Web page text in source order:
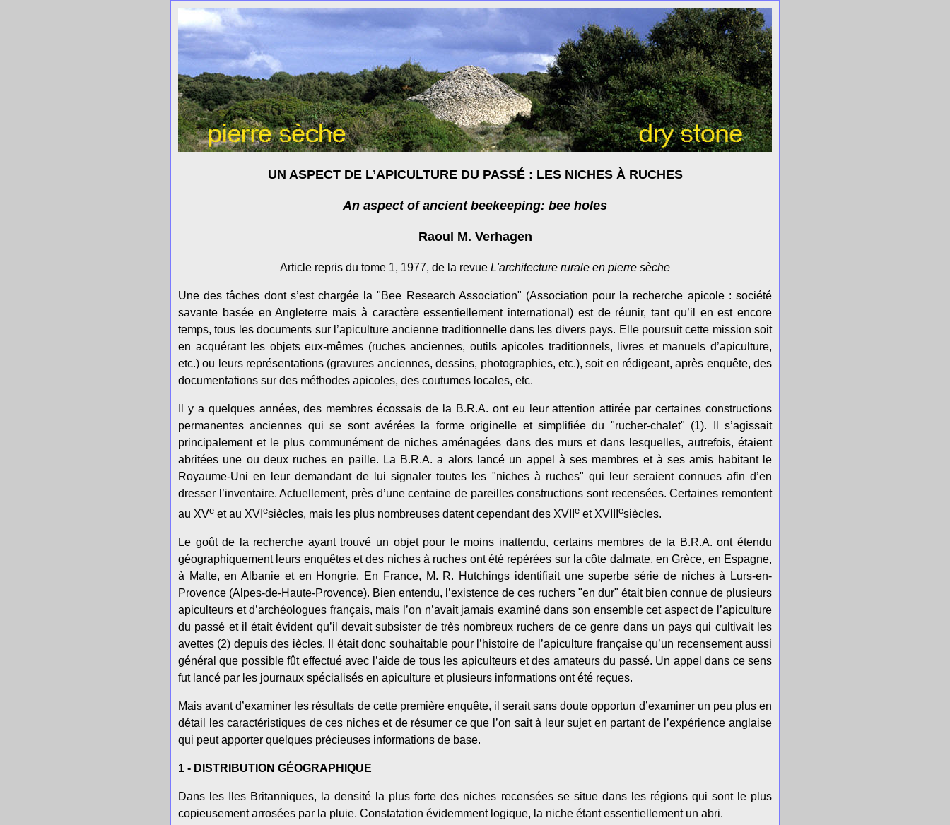
UN ASPECT DE L’APICULTURE DU PASSÉ : LES NICHES À RUCHES
An aspect of ancient beekeeping: bee holes
Raoul M. Verhagen
Article repris du tome 1, 1977, de la revue L'architecture rurale en pierre sèche
Une des tâches dont s’est chargée la "Bee Research Association" (Association pour la recherche apicole : société
savante basée en Angleterre mais à caractère essentiellement international) est de réunir, tant qu’il en est encore
temps, tous les documents sur l’apiculture ancienne traditionnelle dans les divers pays. Elle poursuit cette mission soit
en acquérant les objets eux-mêmes (ruches anciennes, outils apicoles traditionnels, livres et manuels d’apiculture,
etc.) ou leurs représentations (gravures anciennes, dessins, photographies, etc.), soit en rédigeant, après enquête, des
documentations sur des méthodes apicoles, des coutumes locales, etc.
Il y a quelques années, des membres écossais de la B.R.A. ont eu leur attention attirée par certaines constructions
permanentes anciennes qui se sont avérées la forme originelle et simplifiée du "rucher-chalet" (1). Il s’agissait
principalement et le plus communément de niches aménagées dans des murs et dans lesquelles, autrefois, étaient
abritées une ou deux ruches en paille. La B.R.A. a alors lancé un appel à ses membres et à ses amis habitant le
Royaume-Uni en leur demandant de lui signaler toutes les "niches à ruches" qui leur seraient connues afin d’en
dresser l’inventaire. Actuellement, près d’une centaine de pareilles constructions sont recensées. Certaines remontent
au XVe et au XVI esiècles, mais les plus nombreuses datent cependant des XVII e et XVIII esiècles.
Le goût de la recherche ayant trouvé un objet pour le moins inattendu, certains membres de la B.R.A. ont étendu
géographiquement leurs enquêtes et des niches à ruches ont été repérées sur la côte dalmate, en Grèce, en Espagne,
à Malte, en Albanie et en Hongrie. En France, M. R. Hutchings identifiait une superbe série de niches à Lurs-en-
Provence (Alpes-de-Haute-Provence). Bien entendu, l’existence de ces ruchers "en dur" était bien connue de plusieurs
apiculteurs et d’archéologues français, mais l’on n’avait jamais examiné dans son ensemble cet aspect de l’apiculture
du passé et il était évident qu’il devait subsister de très nombreux ruchers de ce genre dans un pays qui cultivait les
avettes (2) depuis des iècles. Il était donc souhaitable pour l’histoire de l’apiculture française qu’un recensement aussi
général que possible fût effectué avec l’aide de tous les apiculteurs et des amateurs du passé. Un appel dans ce sens
fut lancé par les journaux spécialisés en apiculture et plusieurs informations ont été reçues.
Mais avant d’examiner les résultats de cette première enquête, il serait sans doute opportun d’examiner un peu plus en
détail les caractéristiques de ces niches et de résumer ce que l’on sait à leur sujet en partant de l’expérience anglaise
qui peut apporter quelques précieuses informations de base.
1 - DISTRIBUTION GÉOGRAPHIQUE
Dans les Iles Britanniques, la densité la plus forte des niches recensées se situe dans les régions qui sont le plus
copieusement arrosées par la pluie. Constatation évidemment logique, la niche étant essentiellement un abri.